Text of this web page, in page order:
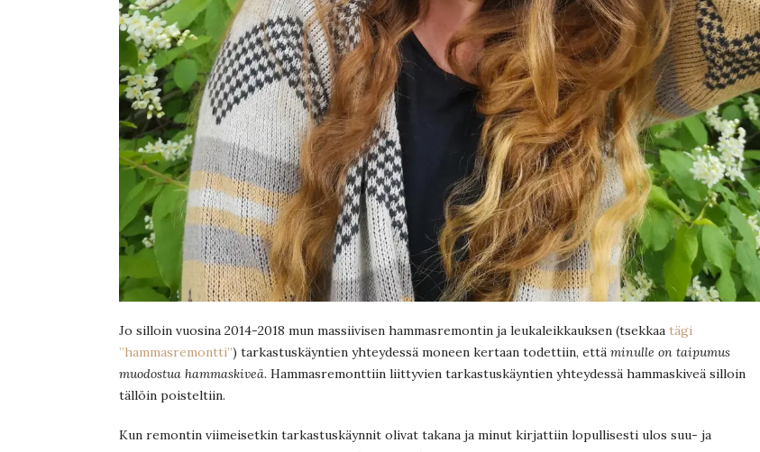
Jo silloin vuosina 2014-2018 mun massiivisen hammasremontin ja leukaleikkauksen (tsekkaa tägi
”hammasremontti”) tarkastuskäyntien yhteydessä moneen kertaan todettiin, että minulle on taipumus
muodostua hammaskiveä. Hammasremonttiin liittyvien tarkastuskäyntien yhteydessä hammaskiveä silloin
tällöin poisteltiin.
Kun remontin viimeisetkin tarkastuskäynnit olivat takana ja minut kirjattiin lopullisesti ulos suu- ja